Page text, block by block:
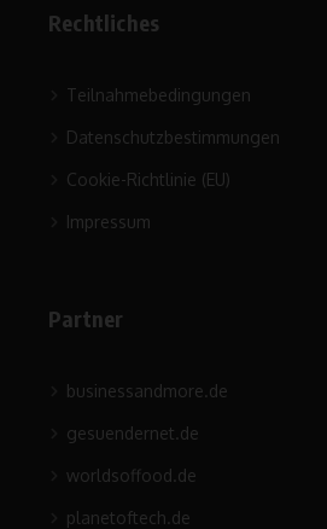
Rechtliches
Teilnahmebedingungen
Datenschutzbestimmungen
Cookie-Richtlinie (EU)
Impressum
Partner
businessandmore.de
gesuendernet.de
worldsoffood.de
planetoftech.de